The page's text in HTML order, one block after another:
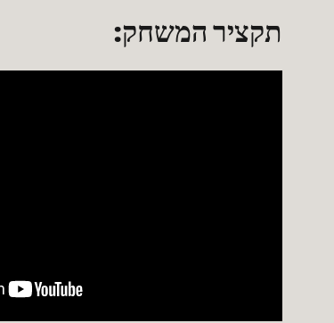
תקציר המשחק: